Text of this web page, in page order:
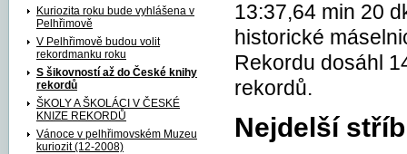
Kuriozita roku bude vyhlášena v
Pelhřimově
V Pelhřimově budou volit
rekordmanku roku
S šikovností až do České knihy
rekordů
ŠKOLY A ŠKOLÁCI V ČESKÉ
KNIZE REKORDŮ
Vánoce v pelhřimovském Muzeu
kuriozit (12-2008)
13:37,64 min 20
historické
Rekordu dosáhl
rekordů.
Nejdelší